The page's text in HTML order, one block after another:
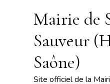
Mairie de
Sauveur
Saône)
Site officiel de la